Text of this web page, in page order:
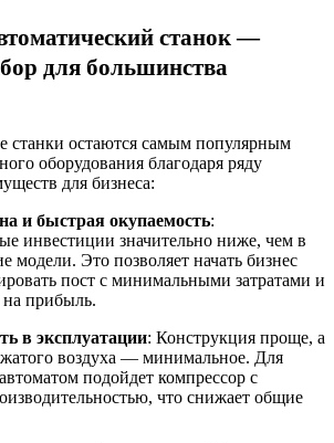
станок —
для большинства
станки остаются самым популярным
оборудования благодаря ряду
для бизнеса:
и быстрая окупаемость:
инвестиции значительно ниже, чем в
модели. Это позволяет начать бизнес
пост с минимальными затратами и
прибыль.
в эксплуатации: Конструкция проще, а
воздуха — минимальное. Для
подойдет компрессор с
что снижает общие